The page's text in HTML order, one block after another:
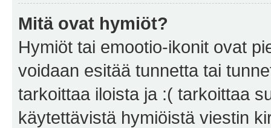
Mitä ovat hymiöt?
Hymiöt tai emootio-ikonit ovat
voidaan esitää tunnetta tai
tarkoittaa iloista ja :( tarkoittaa
käytettävistä hymiöistä viestin